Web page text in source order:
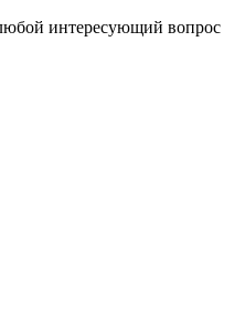
интересующий вопрос